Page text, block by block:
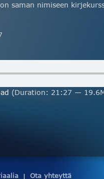
saman nimiseen
(Duration: 21:27 —
| Ota yhteyttä